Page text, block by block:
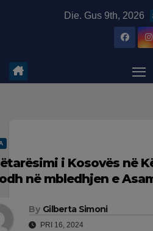
Die. Gus 9th, 2026
i Kosovës në
në mbledhjen e
By Gilberta Simoni
PRI 16, 2024